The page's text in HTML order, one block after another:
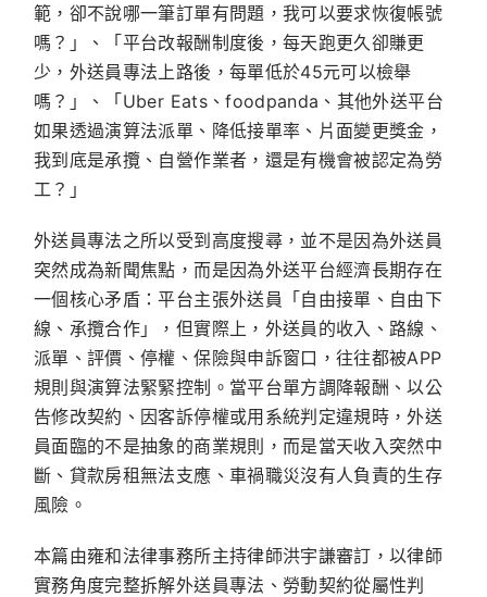
範，卻不說哪一筆訂單有問題，我可以要求恢復帳號
嗎？」、「平台改報酬制度後，每天跑更久卻賺更
少，外送員專法上路後，每單低於45元可以檢舉
嗎？」、「Uber Eats、foodpanda、其他外送平台
如果透過演算法派單、降低接單率、片面變更獎金，
我到底是承攬、自營作業者，還是有機會被認定為勞
工？」
外送員專法之所以受到高度搜尋，並不是因為外送員
突然成為新聞焦點，而是因為外送平台經濟長期存在
一個核心矛盾：平台主張外送員「自由接單、自由下
線、承攬合作」，但實際上，外送員的收入、路線、
派單、評價、停權、保險與申訴窗口，往往都被APP
規則與演算法緊緊控制。當平台單方調降報酬、以公
告修改契約、因客訴停權或用系統判定違規時，外送
員面臨的不是抽象的商業規則，而是當天收入突然中
斷、貸款房租無法支應、車禍職災沒有人負責的生存
風險。
本篇由雍和法律事務所主持律師洪宇謙審訂，以律師
實務角度完整拆解外送員專法、勞動契約從屬性判